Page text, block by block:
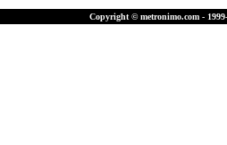
Copyright © metronimo.com -